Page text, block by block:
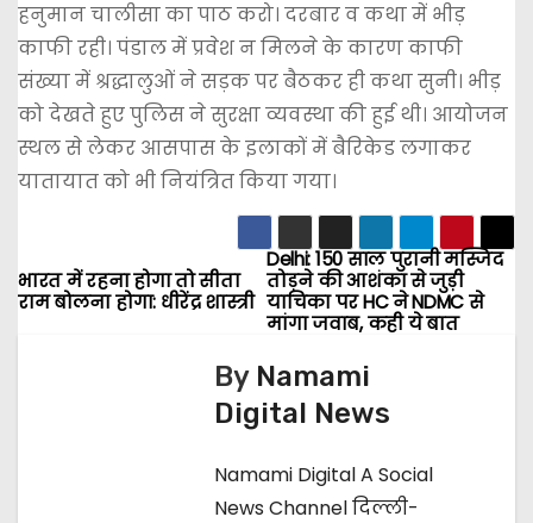
हनुमान चालीसा का पाठ करो। दरबार व कथा में भीड़
काफी रही। पंडाल में प्रवेश न मिलने के कारण काफी
संख्या में श्रद्धालुओं ने सड़क पर बैठकर ही कथा सुनी। भीड़
को देखते हुए पुलिस ने सुरक्षा व्यवस्था की हुई थी। आयोजन
स्थल से लेकर आसपास के इलाकों में बैरिकेड लगाकर
यातायात को भी नियंत्रित किया गया।
P
o
Delhi: 150 साल पुरानी मस्जिद
तोड़ने की आशंका से जुड़ी
याचिका पर HC ने NDMC से
मांगा जवाब, कही ये बात
भारत में रहना होगा तो सीता
राम बोलना होगा: धीरेंद्र शास्त्री
By Namami
Digital News
Namami Digital A Social
News Channel दिल्ली-